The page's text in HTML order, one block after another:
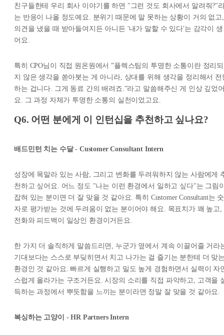
친구들한테 우리 회사 이야기를 하면 "그런 것도 회사에서 알려줘?"
는 반응이 나올 정도예요. 분위기 때문에 말 못하는 상황이 거의 없고,
의견을 냈을 때 받아들여지든 아니든 '내가 말할 수 있다'는 감각이
어요.
특히 CPO님이 직접 원온원에서 ”플렉스팀의 투명한 소통이란 정리되
지 않은 생각을 쏟아붓는 게 아니라, 상대를 위해 생각을 정리해서 전
하는 겁니다. 그게 동료 간의 배려죠.”라고 말씀해주신 게 인상 깊었
요. 그 과정 자체가 투명한 소통의 실천이었고요.
Q6. 어떤 분에게 이 인턴십을 추천하고 싶나요?
배드민턴 치는 수달 - Customer Consultant Intern
성장에 목말라 있는 사람, 그리고 변화를 두려워하지 않는 사람에게
천하고 싶어요. 어느 정도 "나는 이런 환경에서 일하고 싶다"는 그림
잡혀 있는 분이면 더 잘 맞을 것 같아요. 특히 Customer Consultant는 숫
자로 평가받는 것에 두려움이 없는 분이어야 해요. 목표치가 꽤 높고,
전화와 피드백이 일상인 환경이거든요.
한 가지 더 솔직하게 말씀드리면, 누군가 옆에서 계속 이끌어줄 거라
기대보다는 스스로 부딪히면서 치고 나가는 걸 즐기는 분한테 더 맞
환경인 것 같아요. 빠르게 실행하고 밀도 높게 경험하면서 실력이 자
스럽게 올라가는 구조거든요. 시장의 소리를 직접 파악하고, 고객을
득하는 과정에서 뿌듯함을 느끼는 분이라면 정말 잘 맞을 것 같아요.
복싱하는 고양이 - HR Partners Intern